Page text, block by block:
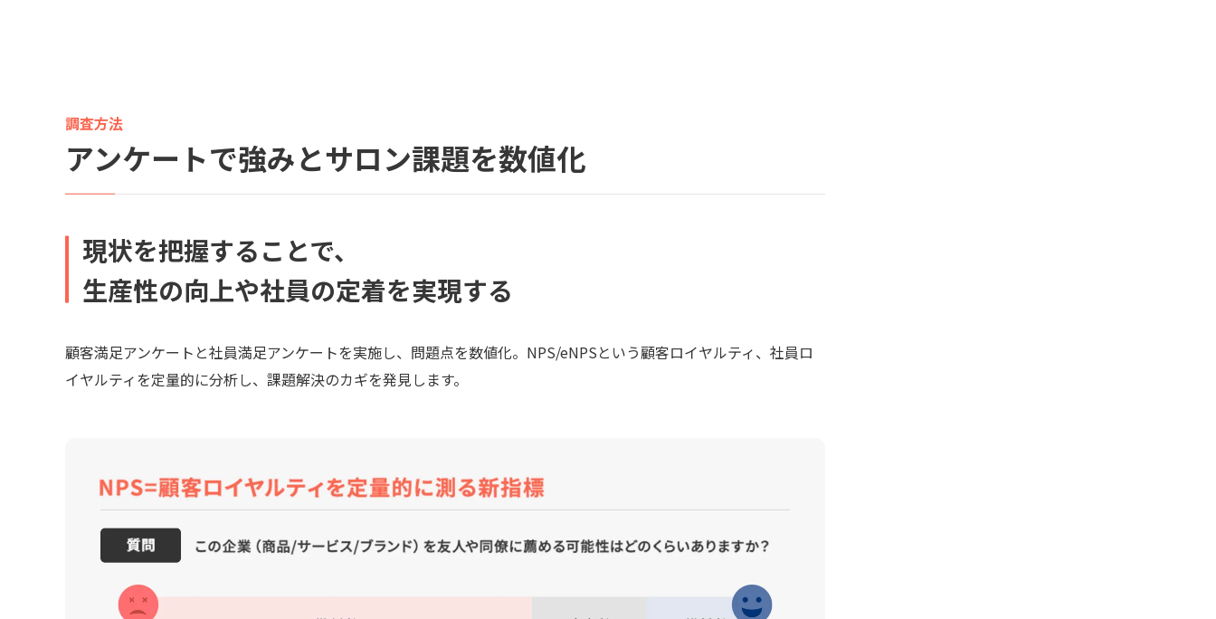
調査方法
アンケートで強みとサロン課題を数値化
現状を把握することで、
生産性の向上や社員の定着を実現する
顧客満足アンケートと社員満足アンケートを実施し、問題点を数値化。NPS/eNPSという顧客ロイヤルティ、社員ロ
イヤルティを定量的に分析し、課題解決のカギを発見します。